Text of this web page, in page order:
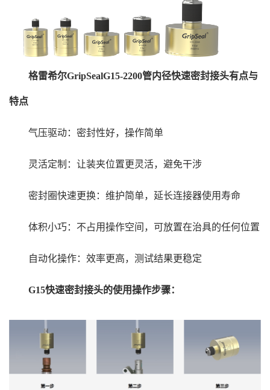
格雷希尔GripSealG15-2200管内径快速密封接头有点与
特点
气压驱动：密封性好，操作简单
灵活定制：让装夹位置更灵活，避免干涉
密封圈快速更换：维护简单，延长连接器使用寿命
体积小巧：不占用操作空间，可放置在治具的任何位置
自动化操作：效率更高，测试结果更稳定
G15快速密封接头的使用操作步骤：